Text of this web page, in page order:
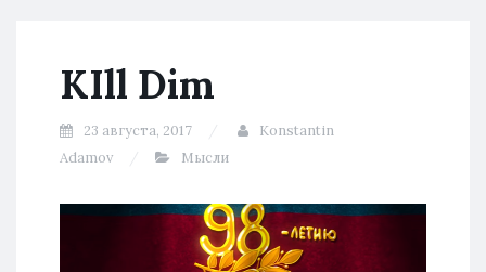
KIll Dim
23 августа, 2017
Konstantin
Adamov
Мысли